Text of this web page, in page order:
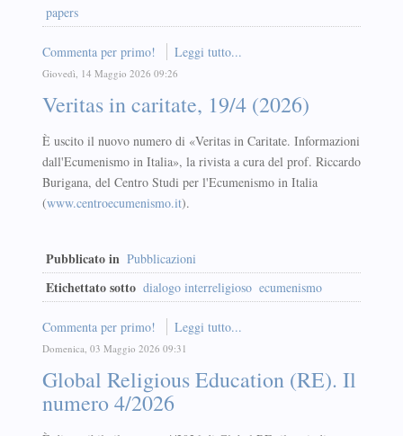
papers
Commenta per primo! Leggi tutto...
Giovedì, 14 Maggio 2026 09:26
Veritas in caritate, 19/4 (2026)
È uscito il nuovo numero di «Veritas in Caritate. Informazioni
dall'Ecumenismo in Italia», la rivista a cura del prof. Riccardo
Burigana, del Centro Studi per l'Ecumenismo in Italia
(www.centroecumenismo.it).
Pubblicato in Pubblicazioni
Etichettato sotto dialogo interreligioso ecumenismo
Commenta per primo! Leggi tutto...
Domenica, 03 Maggio 2026 09:31
Global Religious Education (RE). Il
numero 4/2026